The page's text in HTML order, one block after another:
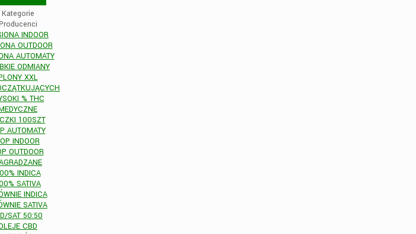
Kategorie
INDOOR
OUTDOOR
AUTOMATY
ODMIANY
XXL
% THC
100SZT
AUTOMATY
INDOOR
OUTDOOR
INDICA
SATIVA
INDICA
SATIVA
SAT 50:50
CBD